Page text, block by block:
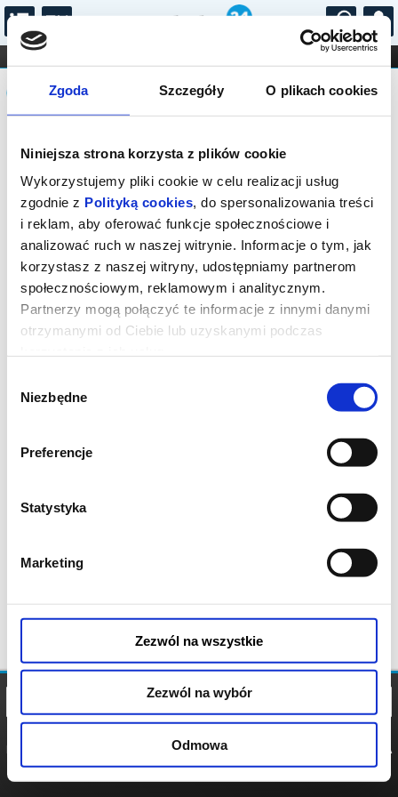
Zgoda Szczegóły O plikach cookies
Niniejsza strona korzysta z plików cookie
Wykorzystujemy pliki cookie w celu realizacji usług
zgodnie z Polityką cookies, do spersonalizowania treści
i reklam, aby oferować funkcje społecznościowe i
analizować ruch w naszej witrynie. Informacje o tym, jak
korzystasz z naszej witryny, udostępniamy partnerom
społecznościowym, reklamowym i analitycznym.
Partnerzy mogą połączyć te informacje z innymi danymi
otrzymanymi od Ciebie lub uzyskanymi podczas
zgody
Niezbędne
Preferencje
Statystyka
Marketing
Zezwól na wszystkie
Zezwól na wybór
Odmowa
...
FILHARMONIA OPERA I BALET
STAND-UP
DLA DZIECI
Komunikat
Sprzedaż on-line została zakończona,
sprawdź dostępność biletów w kasie.
POLITYKA
POLITYKA